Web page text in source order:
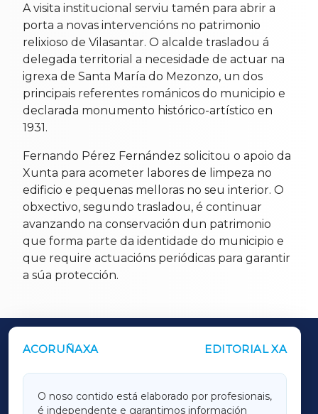
A visita institucional serviu tamén para abrir a
porta a novas intervencións no patrimonio
relixioso de Vilasantar. O alcalde trasladou á
delegada territorial a necesidade de actuar na
igrexa de Santa María do Mezonzo, un dos
principais referentes románicos do municipio e
declarada monumento histórico-artístico en
1931.
Fernando Pérez Fernández solicitou o apoio da
Xunta para acometer labores de limpeza no
edificio e pequenas melloras no seu interior. O
obxectivo, segundo trasladou, é continuar
avanzando na conservación dun patrimonio
que forma parte da identidade do municipio e
que require actuacións periódicas para garantir
a súa protección.
ACORUÑAXA EDITORIAL XA
O noso contido está elaborado por profesionais,
é independente e garantimos información
OUTROS PERIÓDICOS